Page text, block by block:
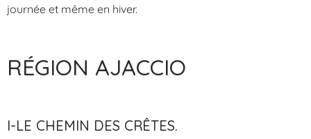
journée et même en hiver.
RÉGION AJACCIO
I-LE CHEMIN DES CRÊTES.